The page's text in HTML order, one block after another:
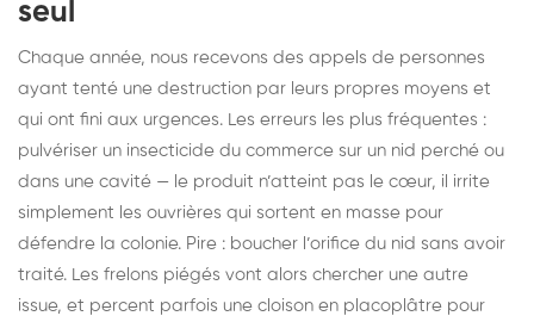
seul
Chaque année, nous recevons des appels de personnes
ayant tenté une destruction par leurs propres moyens et
qui ont fini aux urgences. Les erreurs les plus fréquentes :
pulvériser un insecticide du commerce sur un nid perché ou
dans une cavité — le produit n’atteint pas le cœur, il irrite
simplement les ouvrières qui sortent en masse pour
défendre la colonie. Pire : boucher l’orifice du nid sans avoir
traité. Les frelons piégés vont alors chercher une autre
issue, et percent parfois une cloison en placoplâtre pour